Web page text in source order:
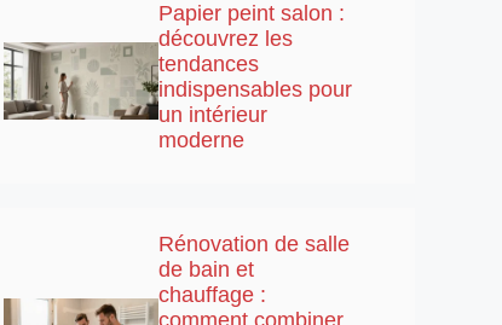
Papier peint salon :
découvrez les
tendances
indispensables pour
un intérieur
moderne
Rénovation de salle
de bain et
chauffage :
comment combiner